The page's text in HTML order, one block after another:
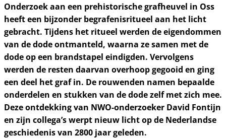
Onderzoek aan een prehistorische grafheuvel in Oss
heeft een bijzonder begrafenisritueel aan het licht
gebracht. Tijdens het ritueel werden de eigendommen
van de dode ontmanteld, waarna ze samen met de
dode op een brandstapel eindigden. Vervolgens
werden de resten daarvan overhoop gegooid en ging
een deel het graf in. De rouwenden namen bepaalde
onderdelen en stukken van de dode zelf met zich mee.
Deze ontdekking van NWO-onderzoeker David Fontijn
en zijn collega’s werpt nieuw licht op de Nederlandse
geschiedenis van 2800 jaar geleden.